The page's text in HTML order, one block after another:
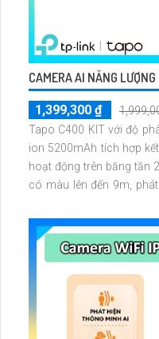
CAMERA AI NĂNG
1,399,300 ₫
Tapo C400 KIT với độ
ion 5200mAh tích hợp
hoạt động trên băng tần
có màu lên đến 9m,
512GB